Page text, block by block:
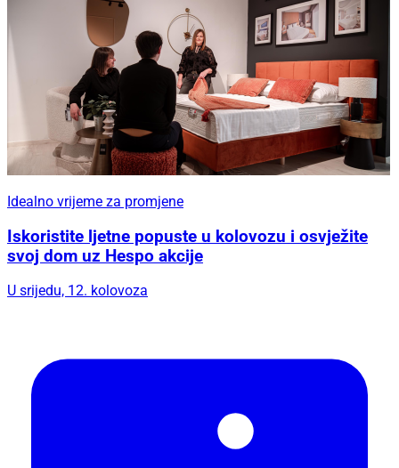
Idealno vrijeme za promjene
Iskoristite ljetne popuste u kolovozu i osvježite
svoj dom uz Hespo akcije
U srijedu, 12. kolovoza